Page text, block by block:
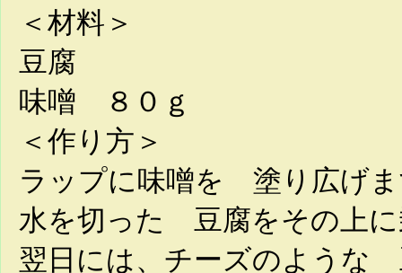
＜材料＞
豆腐
味噌 ８０ｇ
＜作り方＞
ラップに味噌を 塗り広げ
水を切った 豆腐をその上
翌日には、チーズのような